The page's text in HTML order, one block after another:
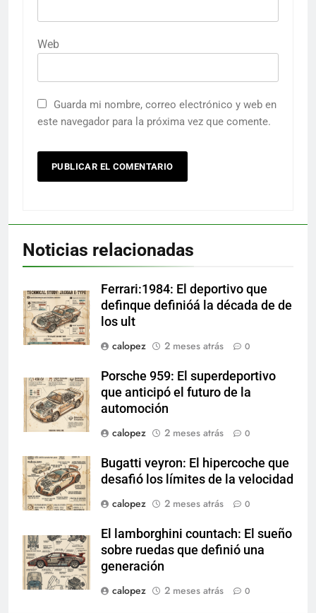
Web
Guarda mi nombre, correo electrónico y web en
este navegador para la próxima vez que comente.
Noticias relacionadas
Ferrari:1984: El deportivo que
definque definióá la década de de
los ult
calopez
2 meses atrás 0
Porsche 959: El superdeportivo
que anticipó el futuro de la
automoción
calopez
2 meses atrás 0
Bugatti veyron: El hipercoche que
desafió los límites de la velocidad
calopez
2 meses atrás 0
El lamborghini countach: El sueño
sobre ruedas que definió una
generación
calopez
2 meses atrás 0